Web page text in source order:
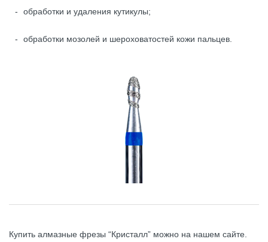
обработки и удаления кутикулы;
обработки мозолей и шероховатостей кожи пальцев.
Купить алмазные фрезы “Кристалл” можно на нашем сайте.